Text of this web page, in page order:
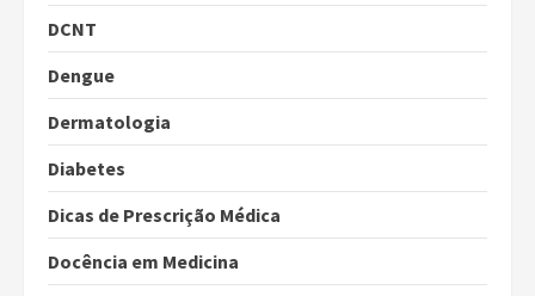
DCNT
Dengue
Dermatologia
Diabetes
Dicas de Prescrição Médica
Docência em Medicina